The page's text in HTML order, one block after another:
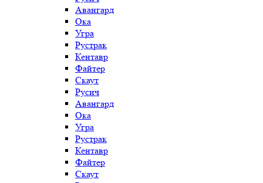
Авангард
Ока
Угра
Рустрак
Кентавр
Файтер
Скаут
Русич
Авангард
Ока
Угра
Рустрак
Кентавр
Файтер
Скаут